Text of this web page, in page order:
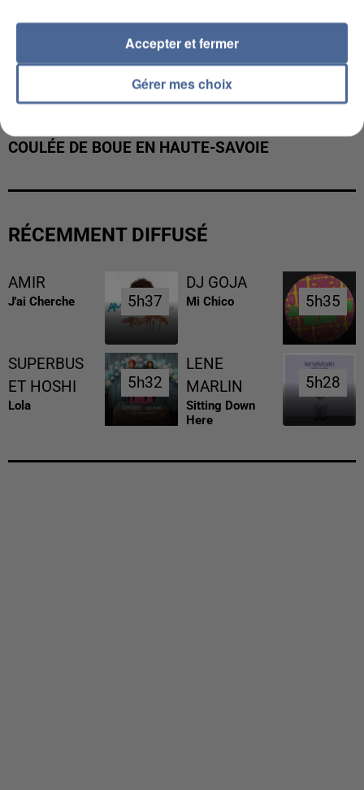
UNE TOURISTE DE L’OISE EMPORTÉE PAR UNE
COULÉE DE BOUE EN HAUTE-SAVOIE
RÉCEMMENT DIFFUSÉ
AMIR
J'ai Cherche 5h37
5h37
DJ GOJA
Mi Chico 5h35
5h35
SUPERBUS
ET HOSHI
Lola
5h32
5h32
LENE
MARLIN
Sitting Down
Here
5h28
5h28
Gérer mes choix
Accepter et fermer